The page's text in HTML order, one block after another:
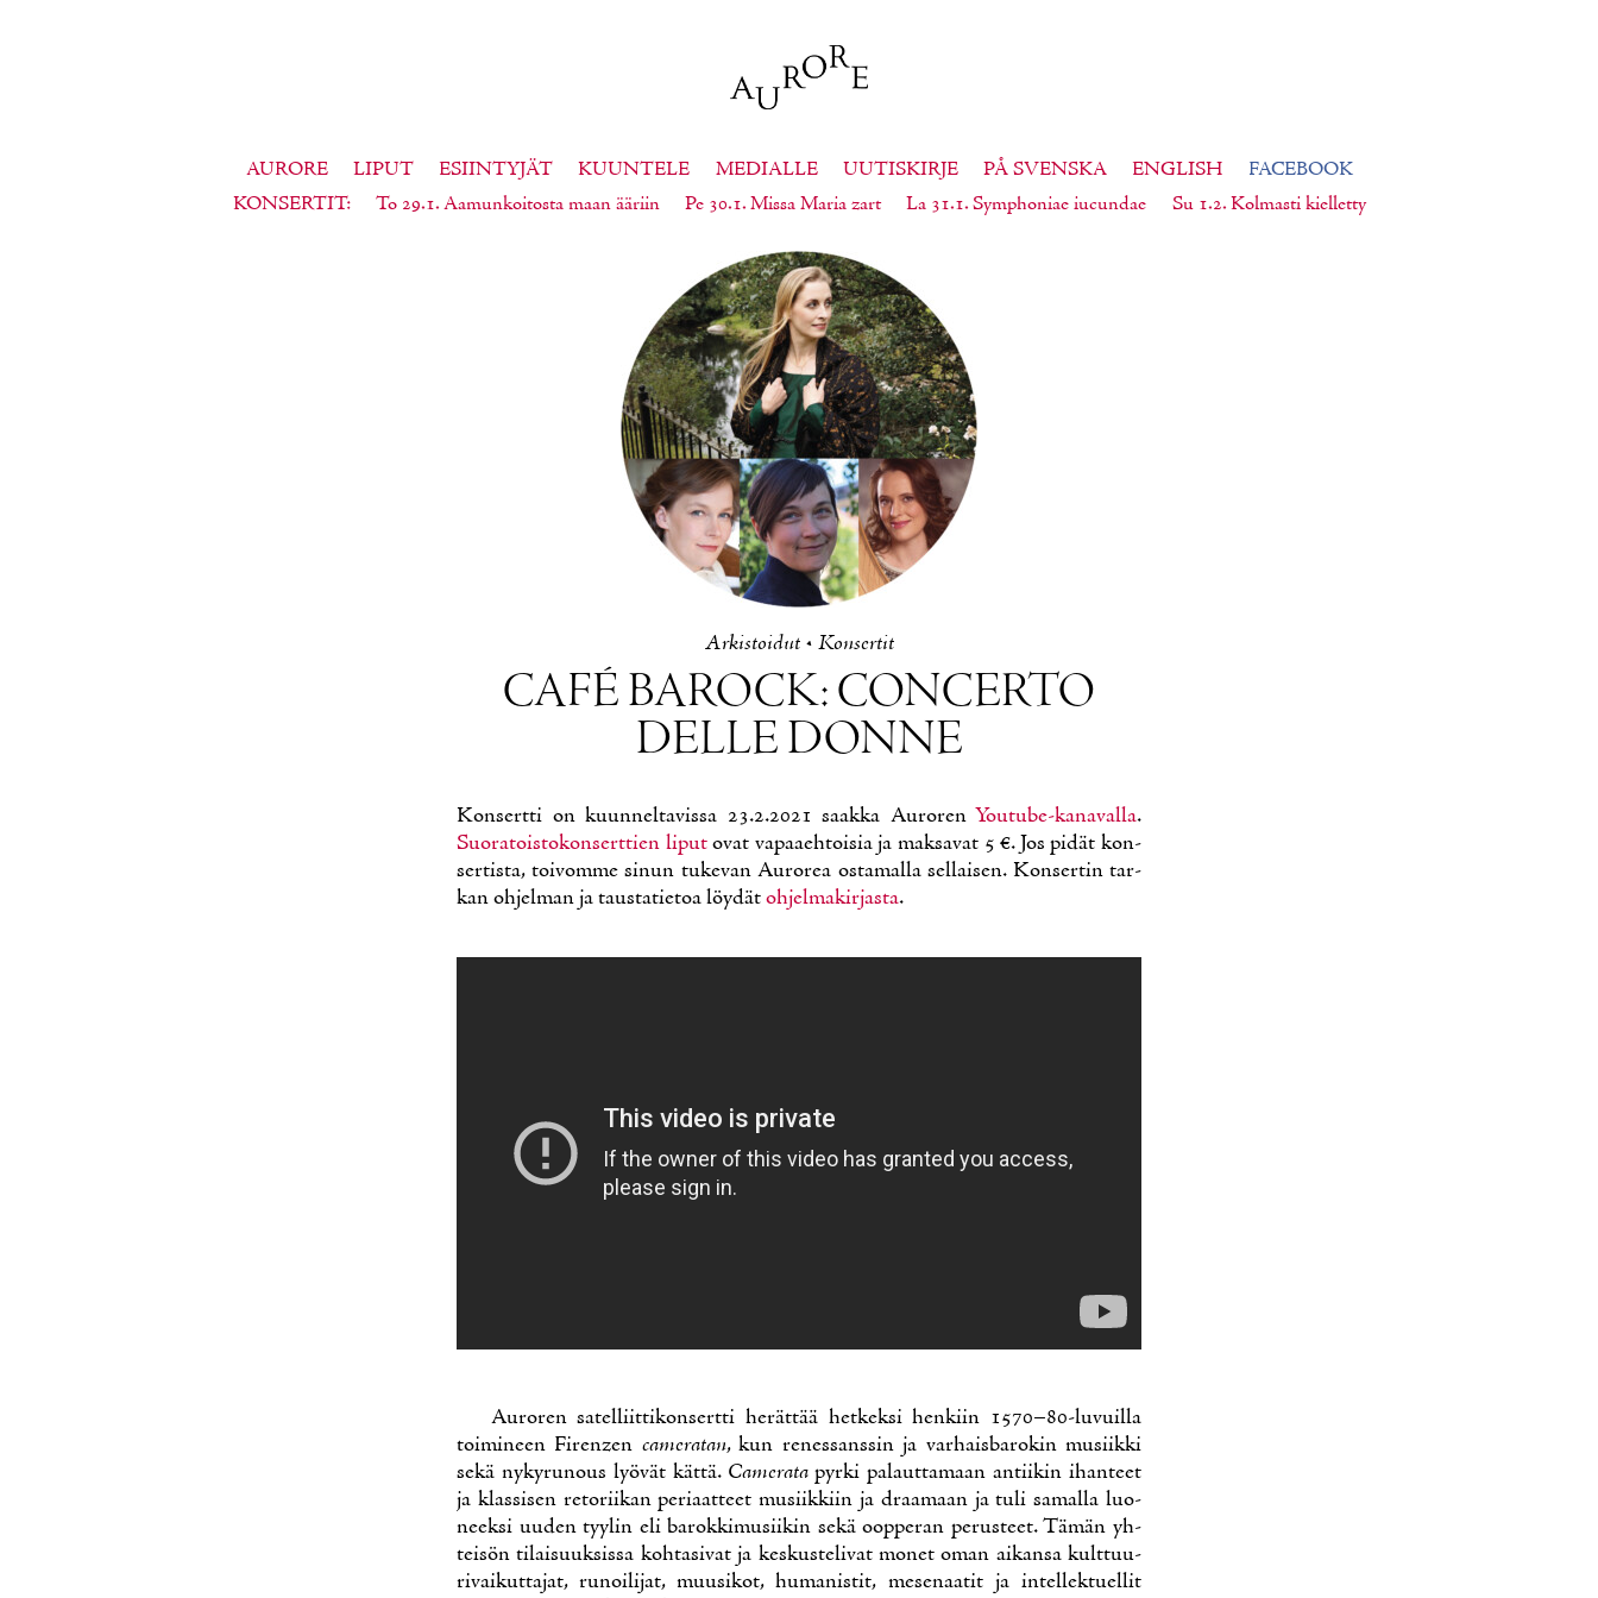
AURORE LIPUT ESIINTYJÄT KUUNTELE MEDIALLE UUTISKIRJE PÅ SVENSKA ENGLISH
FACEBOOK
KONSERTIT
To 29.1. Aamunkoitosta maan ääriin Pe 30.1. Missa Maria zart La 31.1. Symphoniae iucundae Su 1.2. Kolmasti kielletty
Ar­kis­toi­dut• Kon­ser­tit
CAFÉ BA­ROCK: CONCER­TO
DEL­LE DON­NE
Kon­sert­ti on kuun­nel­ta­vis­sa 23.2.2021 saak­ka Au­ro­ren You­tu­be-ka­na­val­la.
Suo­ra­tois­to­kon­sert­tien li­putovat va­paa­eh­toi­sia ja mak­sa­vat 5 €. Jos pi­dät kon­
ser­tis­ta, toi­vom­me si­nun tu­ke­van Au­ro­rea os­ta­mal­la sel­lai­sen. Kon­ser­tin tar­
kan oh­jel­man ja taus­ta­tie­toa löy­dätoh­jel­ma­kir­jas­ta.
Au­ro­ren sa­tel­liit­ti­kon­sert­ti he­rät­tää het­kek­si hen­kiin 1570–80-lu­vuil­la
toi­mi­neen Fi­renzen ca­me­ra­tan, kun re­nes­sans­sin ja var­hais­ba­ro­kin musiik­ki
se­kä ny­ky­ru­nous lyö­vät kät­tä. Ca­me­ra­tapyr­ki pa­laut­ta­maan an­tii­kin ihan­teet
ja klas­si­sen re­to­rii­kan pe­ri­aat­teet musiik­kiin ja draa­maan ja tu­li sa­mal­la luo­
neek­si uu­den tyy­lin eli ba­rok­ki­musii­kin se­kä oop­pe­ran pe­rus­teet. Tä­män yh­
tei­sön ti­lai­suuk­sis­sa koh­ta­si­vat ja kes­kus­te­li­vat mo­net oman ai­kan­sa kult­tuu­
ri­vai­kut­ta­jat, ru­noi­li­jat, muusi­kot, hu­ma­nis­tit, me­se­naa­tit ja in­tel­lek­tuel­lit